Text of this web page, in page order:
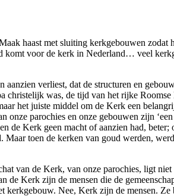
haast met sluiting kerkgebouwen zodat
voor de kerk in Nederland… veel
verliest, dat de structuren en
was, de tijd van het rijke
het juiste middel om de Kerk een
parochies en onze gebouwen zijn
de Kerk geen macht of aanzien had,
toen de kerken van goud werden,
van de Kerk, van onze parochies, ligt
de Kerk zijn de mensen die de
kerkgebouw. Nee, Kerk zijn de mensen.